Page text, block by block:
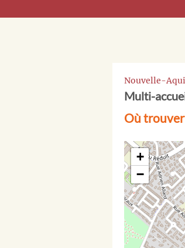
Nouvelle-
Multi-
Où
+
−